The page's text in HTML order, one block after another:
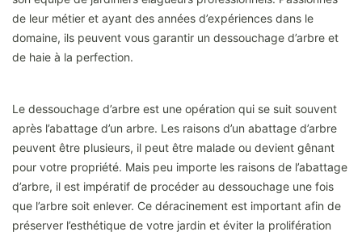
de leur métier et ayant des années d’expériences dans le
domaine, ils peuvent vous garantir un dessouchage d’arbre et
de haie à la perfection.
Le dessouchage d’arbre est une opération qui se suit souvent
après l’abattage d’un arbre. Les raisons d’un abattage d’arbre
peuvent être plusieurs, il peut être malade ou devient gênant
pour votre propriété. Mais peu importe les raisons de l’abattage
d’arbre, il est impératif de procéder au dessouchage une fois
que l’arbre soit enlever. Ce déracinement est important afin de
préserver l’esthétique de votre jardin et éviter la prolifération